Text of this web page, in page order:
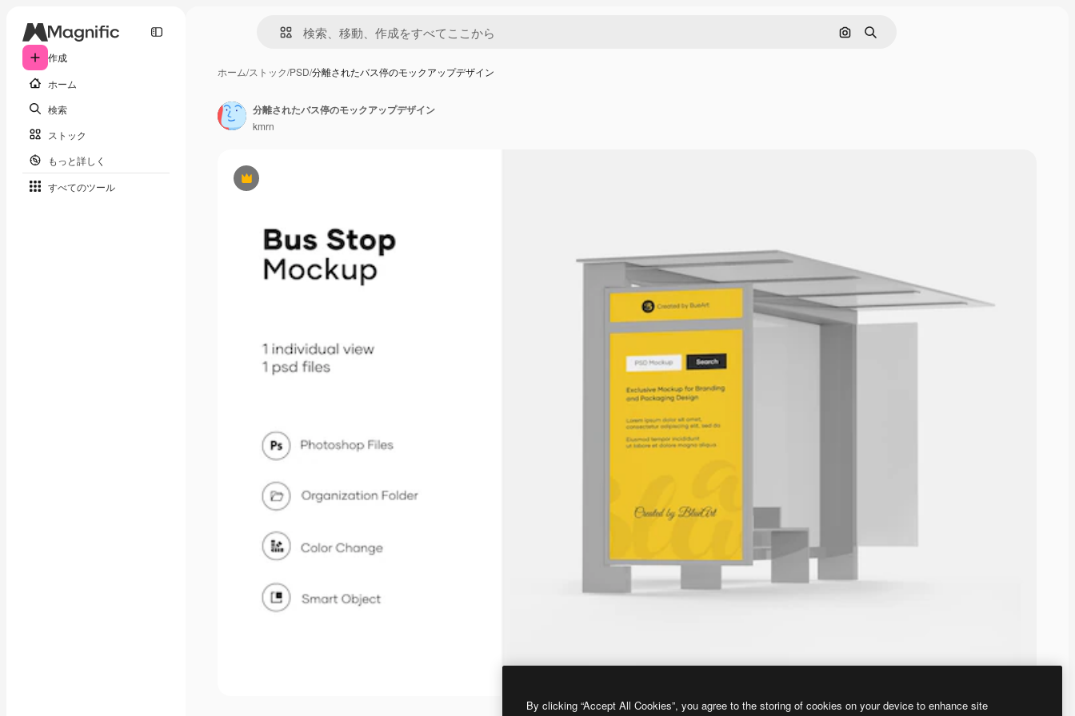
作成
ホーム
検索
ストック
もっと詳しく
すべてのツール
画像で検索
検索
ホーム/ストック/PSD/分離されたバス停のモックアップデザイン
Premium
分離されたバス停のモックアップデザイン
kmrn
By clicking “Accept All Cookies”, you agree to the storing of cookies on your device to enhance site